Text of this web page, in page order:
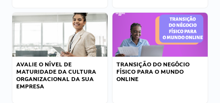
AVALIE O NÍVEL DE
MATURIDADE DA CULTURA
ORGANIZACIONAL DA SUA
EMPRESA
TRANSIÇÃO DO NEGÓCIO
FÍSICO PARA O MUNDO
ONLINE